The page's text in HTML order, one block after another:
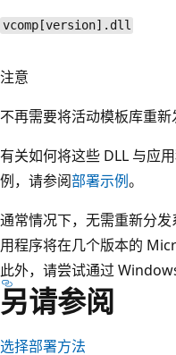
vcomp[version].dll
注意
不再需要将活动模板库重新
有关如何将这些 DLL 与应
例，请参阅部署示例。
通常情况下，无需重新分
用程序将在几个版本的
此外，请尝试通过
另请参阅
选择部署方法